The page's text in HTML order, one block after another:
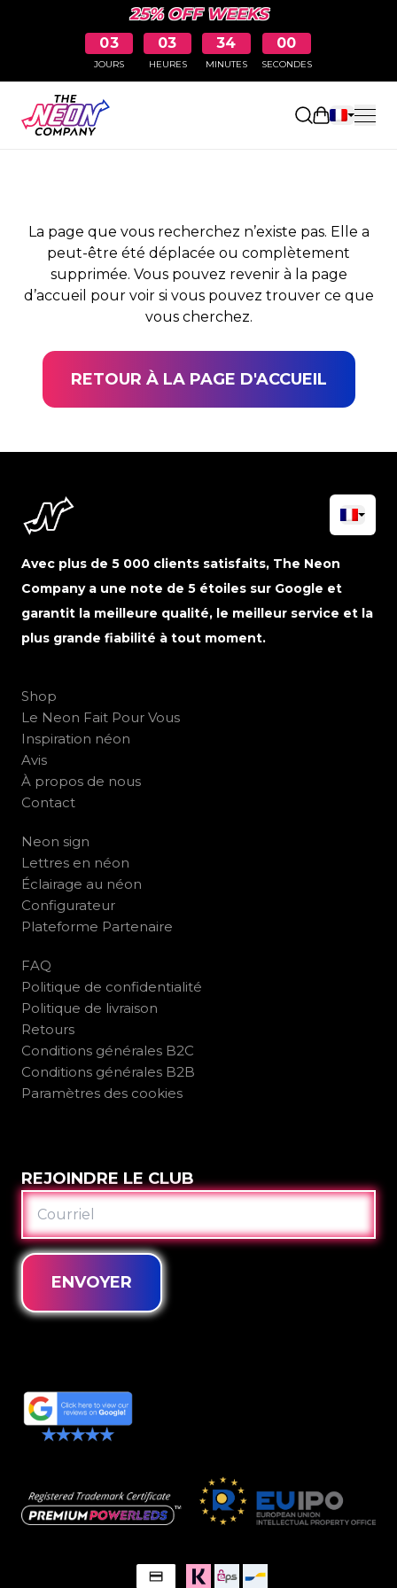
25% OFF WEEKS
03
JOURS
03
HEURES
33
MINUTES
59
SECONDES
Ouvrir le
PAGE NON TROUVÉE
La page que vous recherchez n’existe pas. Elle a
peut-être été déplacée ou complètement
supprimée. Vous pouvez revenir à la page
d’accueil pour voir si vous pouvez trouver ce que
vous cherchez.
RETOUR À LA PAGE D'ACCUEIL
Avec plus de 5 000 clients satisfaits, The Neon
Company a une note de 5 étoiles sur Google et
garantit la meilleure qualité, le meilleur service et la
plus grande fiabilité à tout moment.
Shop
Le Neon Fait Pour Vous
Inspiration néon
Avis
À propos de nous
Contact
Neon sign
Lettres en néon
Éclairage au néon
Configurateur
Plateforme Partenaire
FAQ
Politique de confidentialité
Politique de livraison
Retours
Conditions générales B2C
Conditions générales B2B
Paramètres des cookies
REJOINDRE LE CLUB
COURRIEL
ENVOYER